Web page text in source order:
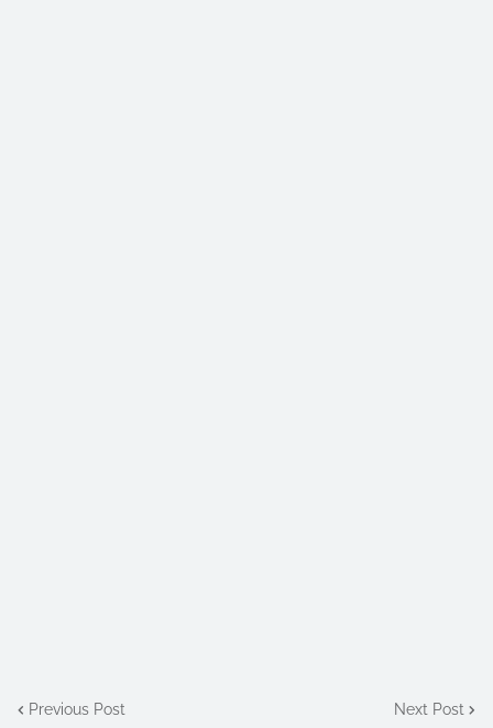
Previous Post Next Post